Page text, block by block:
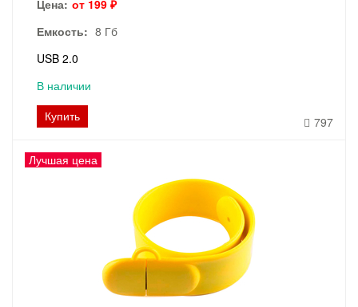
Цена: от 199 ₽
Емкость: 8 Гб
USB 2.0
В наличии
Купить
797
Лучшая цена